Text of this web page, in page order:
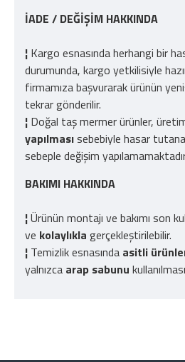
İADE / DEĞİŞİM HAKKINDA
¦ Kargo esnasında herhangi bir
durumunda, kargo yetkilisiyle
firmamıza başvurarak ürünün
tekrar gönderilir.
¦ Doğal taş mermer ürünler,
yapılmasısebebiyle hasar
sebeple değişim
BAKIMI HAKKINDA
¦Ürünün montajı ve bakımı son
ve kolaylıkla gerçekleştirilebilir.
¦ Temizlik esnasında asitli
yalnızca arap sabunu